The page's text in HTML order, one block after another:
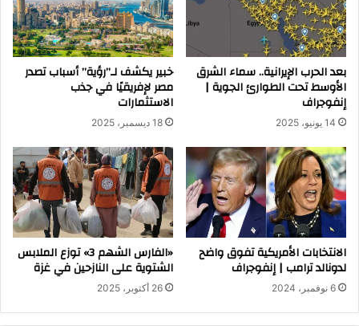
بعد الحرب الإيرانية.. سماء الشرق
الأوسط تحت الطوارئ الجوية |
إنفوجراف
14 يونيو، 2025
خبير يكشف لـ”رؤية” أسباب تصدر
مصر لإفريقيًا في جذب
الاستثمارات
18 ديسمبر، 2025
الانتخابات الأمريكية تفوق واضح
لدونالد ترامب | إنفوجراف
6 نوفمبر، 2024
«الفارس الشهم 3» توزع الملابس
الشتوية على النازحين في غزة
26 أكتوبر، 2025